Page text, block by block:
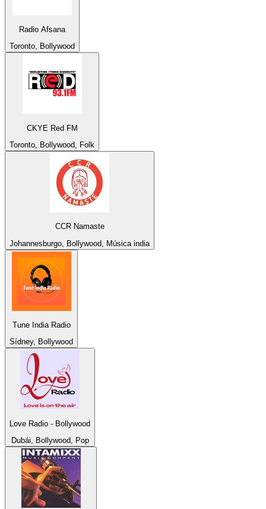
Radio Afsana
Toronto, Bollywood
CKYE Red FM
Toronto, Bollywood, Folk
CCR Namaste
Johannesburgo, Bollywood, Música india
Tune India Radio
Sídney, Bollywood
Love Radio - Bollywood
Dubái, Bollywood, Pop